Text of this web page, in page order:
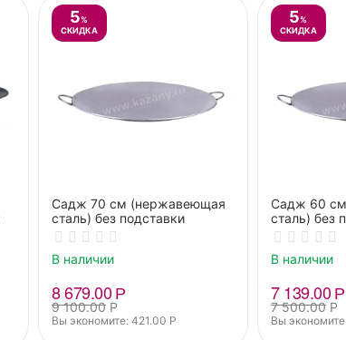
5%
СКИДКА
Садж 70 см (нержавеющая
сталь) без подставки
В наличии
9 100.00 Р
8 679.00Р
Вы экономите: 421.00 Р
5%
СКИДКА
Садж 60
сталь) без
В наличии
7 500.00 Р
7 139.00Р
Вы